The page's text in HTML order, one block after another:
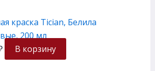
краска Tician, Белила
200 мл
В корзину